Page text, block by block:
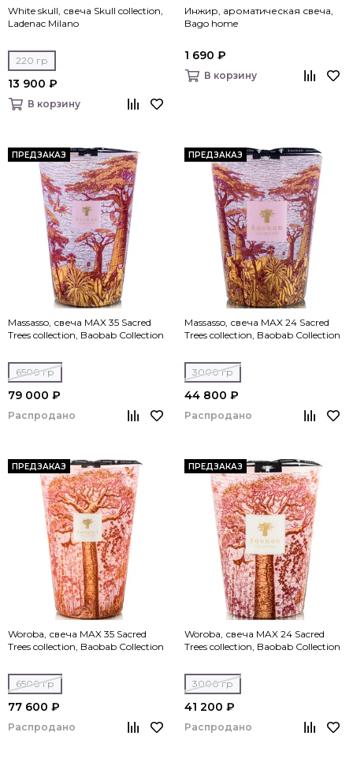
White skull, свеча Skull collection,
Ladenac Milano
220 гр
13 900 ₽
В корзину
Инжир, ароматическая свеча,
Bago home
1 690 ₽
В корзину
ПРЕДЗАКАЗ
Massasso, свеча MAX 35 Sacred
Trees collection, Baobab Collection
6500 гр
79 000 ₽
Распродано
ПРЕДЗАКАЗ
Massasso, свеча MAX 24 Sacred
Trees collection, Baobab Collection
3000 гр
44 800 ₽
Распродано
ПРЕДЗАКАЗ
Woroba, свеча MAX 35 Sacred
Trees collection, Baobab Collection
6500 гр
77 600 ₽
Распродано
ПРЕДЗАКАЗ
Woroba, свеча MAX 24 Sacred
Trees collection, Baobab Collection
3000 гр
41 200 ₽
Распродано